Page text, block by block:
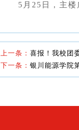
5月25日，主
上一条： 喜报！我校团
下一条： 银川能源学院